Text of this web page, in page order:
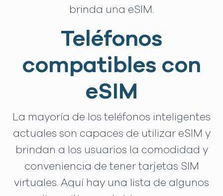
brinda una eSIM.
Teléfonos
compatibles con
eSIM
La mayoría de los teléfonos inteligentes
actuales son capaces de utilizar eSIM y
brindan a los usuarios la comodidad y
conveniencia de tener tarjetas SIM
virtuales. Aquí hay una lista de algunos